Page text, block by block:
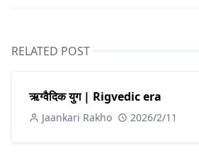
RELATED POST
ऋग्वैदिक युग | Rigvedic era
Jaankari Rakho 2026/2/11